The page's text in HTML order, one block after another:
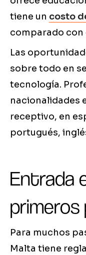
tiene un costo
comparado
Las
sobre todo en
tecnología.
nacionalidades
receptivo, en
portugués,
Entrada
primeros
Para muchos
Malta tiene